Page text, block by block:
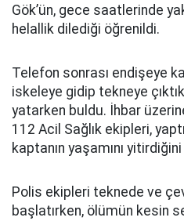
Gök’ün, gece saatlerinde
helallik dilediği öğrenildi.
Telefon sonrası endişeye
iskeleye gidip tekneye
yatarken buldu. İhbar
112 Acil Sağlık ekipleri,
kaptanın yaşamını
Polis ekipleri teknede ve
başlatırken, ölümün kesin